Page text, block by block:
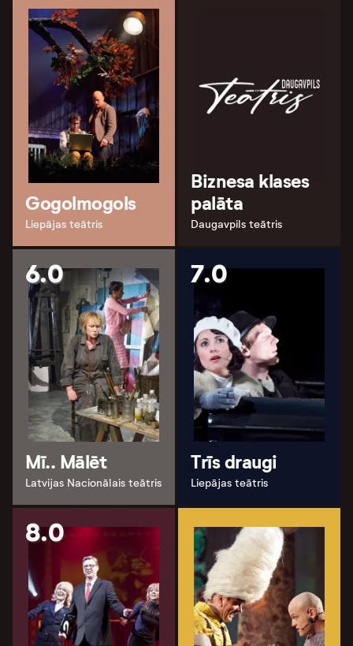
Gogolmogols
Liepājas teātris
Biznesa klases
palāta
Daugavpils teātris
6.0
Mī.. Mālēt
Latvijas Nacionālais teātris
7.0
Trīs draugi
Liepājas teātris
8.0